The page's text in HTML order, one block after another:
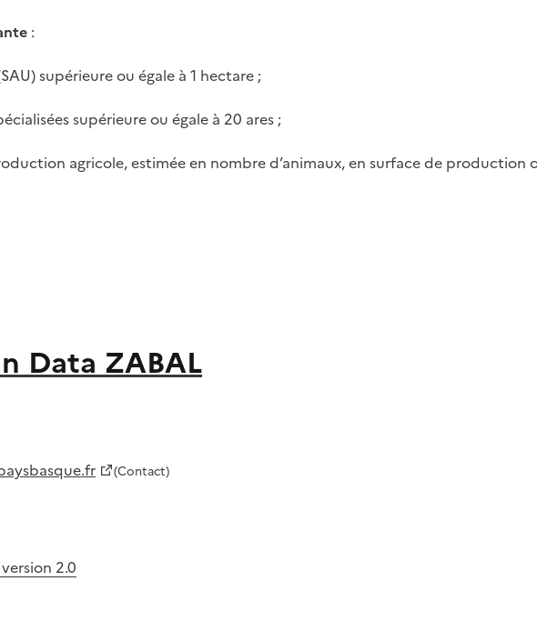
:
supérieure ou égale à 1 hectare ;
supérieure ou égale à 20 ares ;
agricole, estimée en nombre d’animaux, en surface de
Data ZABAL
(Contact)
2.0